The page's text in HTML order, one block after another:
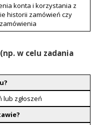
konta i korzystania z
historii zamówień czy
w celu zadania
lub zgłoszeń